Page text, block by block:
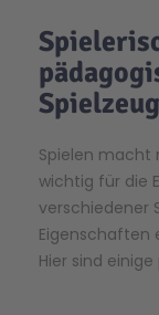
Spielzeug
Spielen macht
wichtig für die
verschiedener
Eigenschaften
Hier sind